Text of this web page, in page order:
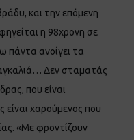
και την επόμενη
η 98χρονη σε
πάντα ανοίγει τα
αγκαλιά… Δεν σταματάς
που είναι
είναι χαρούμενος που
«Με φροντίζουν